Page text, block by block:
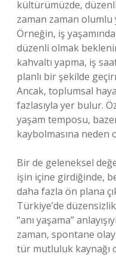
kültürümüzde,
zaman zaman olumlu
Örneğin, iş
düzenli olmak
kahvaltı yapma, iş
planlı bir şekilde
Ancak, toplumsal
fazlasıyla yer bulur.
yaşam temposu,
kaybolmasına neden
Bir de geleneksel
işin içine girdiğinde,
daha fazla ön plana
Türkiye’de
“anı yaşama”
zaman, spontane
tür mutluluk kaynağı